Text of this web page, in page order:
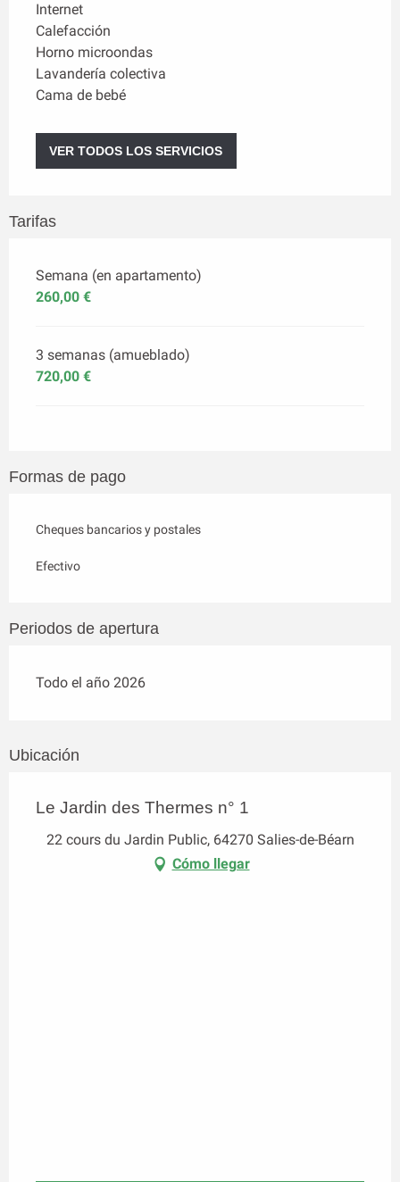
Internet
Calefacción
Horno microondas
Lavandería colectiva
Cama de bebé
VER TODOS LOS SERVICIOS
Tarifas
Semana (en apartamento)
260,00 €
3 semanas (amueblado)
720,00 €
Formas de pago
Cheques bancarios y postales
Efectivo
Periodos de apertura
Todo el año 2026
Ubicación
Le Jardin des Thermes n° 1
22 cours du Jardin Public, 64270 Salies-de-Béarn
Cómo llegar